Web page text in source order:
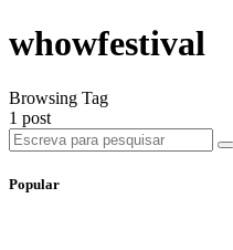
whowfestival
Browsing Tag
1 post
Popular